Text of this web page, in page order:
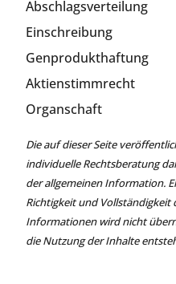
Abschlagsverteilung
Einschreibung
Genprodukthaftung
Aktienstimmrecht
Organschaft
Die auf dieser Seite
individuelle Rechtsberatung
der allgemeinen Information.
Richtigkeit und Vollständigkeit
Informationen wird nicht
die Nutzung der Inhalte